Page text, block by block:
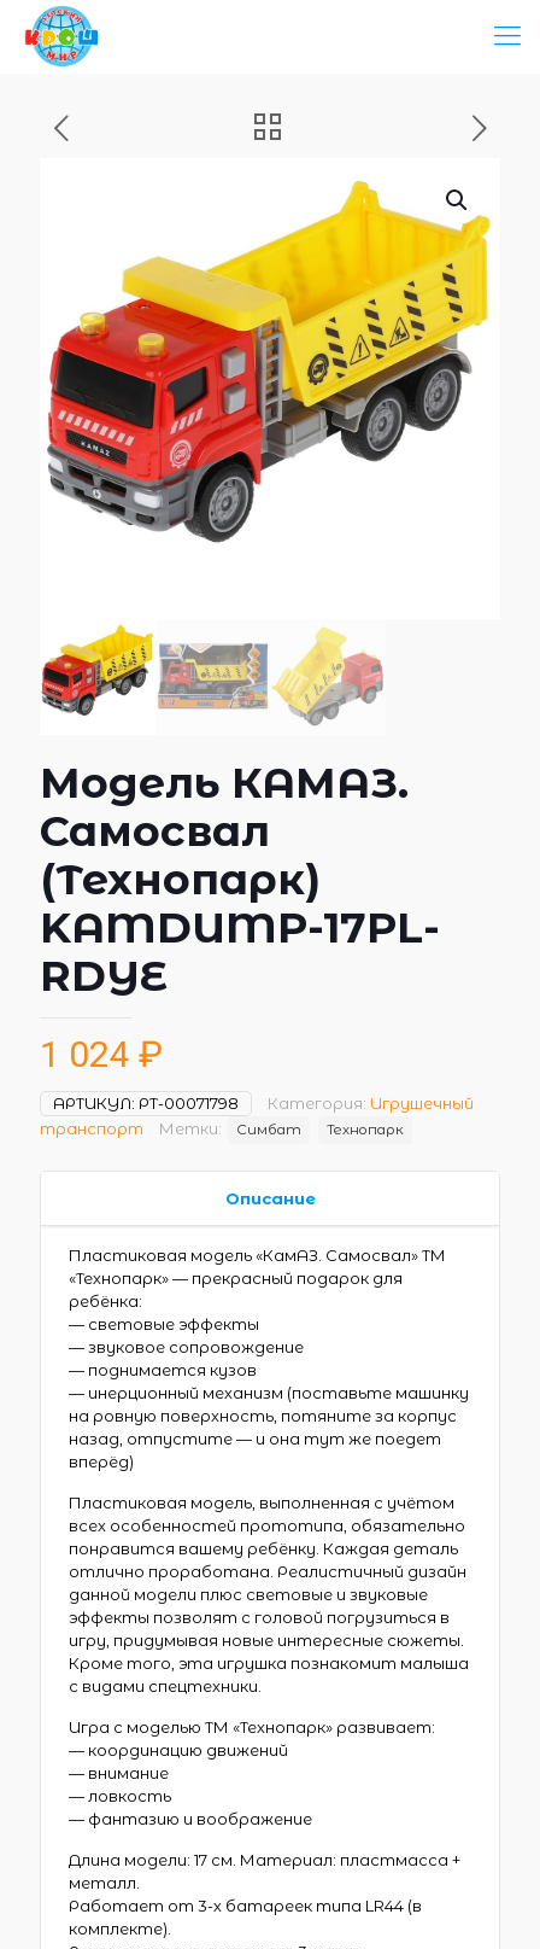
Модель КАМАЗ.
Самосвал
(Технопарк)
KAMDUMP-17PL-
RDYE
1 024 ₽
АРТИКУЛ: РТ-00071798 Категория: Игрушечный
транспорт
Метки: Симбат Технопарк
Описание
Пластиковая модель «КамАЗ. Самосвал» ТМ
«Технопарк» — прекрасный подарок для
ребёнка:
— световые эффекты
— звуковое сопровождение
— поднимается кузов
— инерционный механизм (поставьте машинку
на ровную поверхность, потяните за корпус
назад, отпустите — и она тут же поедет
вперёд)
Пластиковая модель, выполненная с учётом
всех особенностей прототипа, обязательно
понравится вашему ребёнку. Каждая деталь
отлично проработана. Реалистичный дизайн
данной модели плюс световые и звуковые
эффекты позволят с головой погрузиться в
игру, придумывая новые интересные сюжеты.
Кроме того, эта игрушка познакомит малыша
с видами спецтехники.
Игра с моделью ТМ «Технопарк» развивает:
— координацию движений
— внимание
— ловкость
— фантазию и воображение
Длина модели: 17 см. Материал: пластмасса +
металл.
Работает от 3-х батареек типа LR44 (в
комплекте).